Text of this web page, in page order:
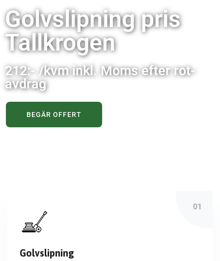
Golvslipning pris
Tallkrogen
212:- /kvm inkl. Moms efter rot-
avdrag
BEGÄR OFFERT
Golvslipning